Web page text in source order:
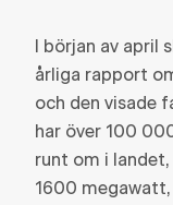
I början av april
årliga rapport
och den visade
har över 100
runt om i
1600